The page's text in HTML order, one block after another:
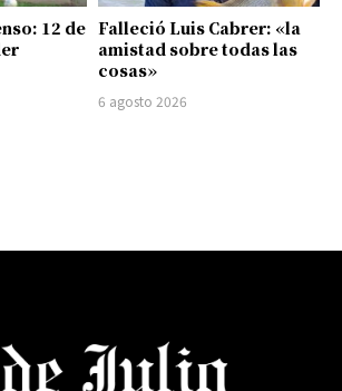
12 de Falleció Luis Cabrer: «la
amistad sobre todas las
cosas»
6 agosto 2026